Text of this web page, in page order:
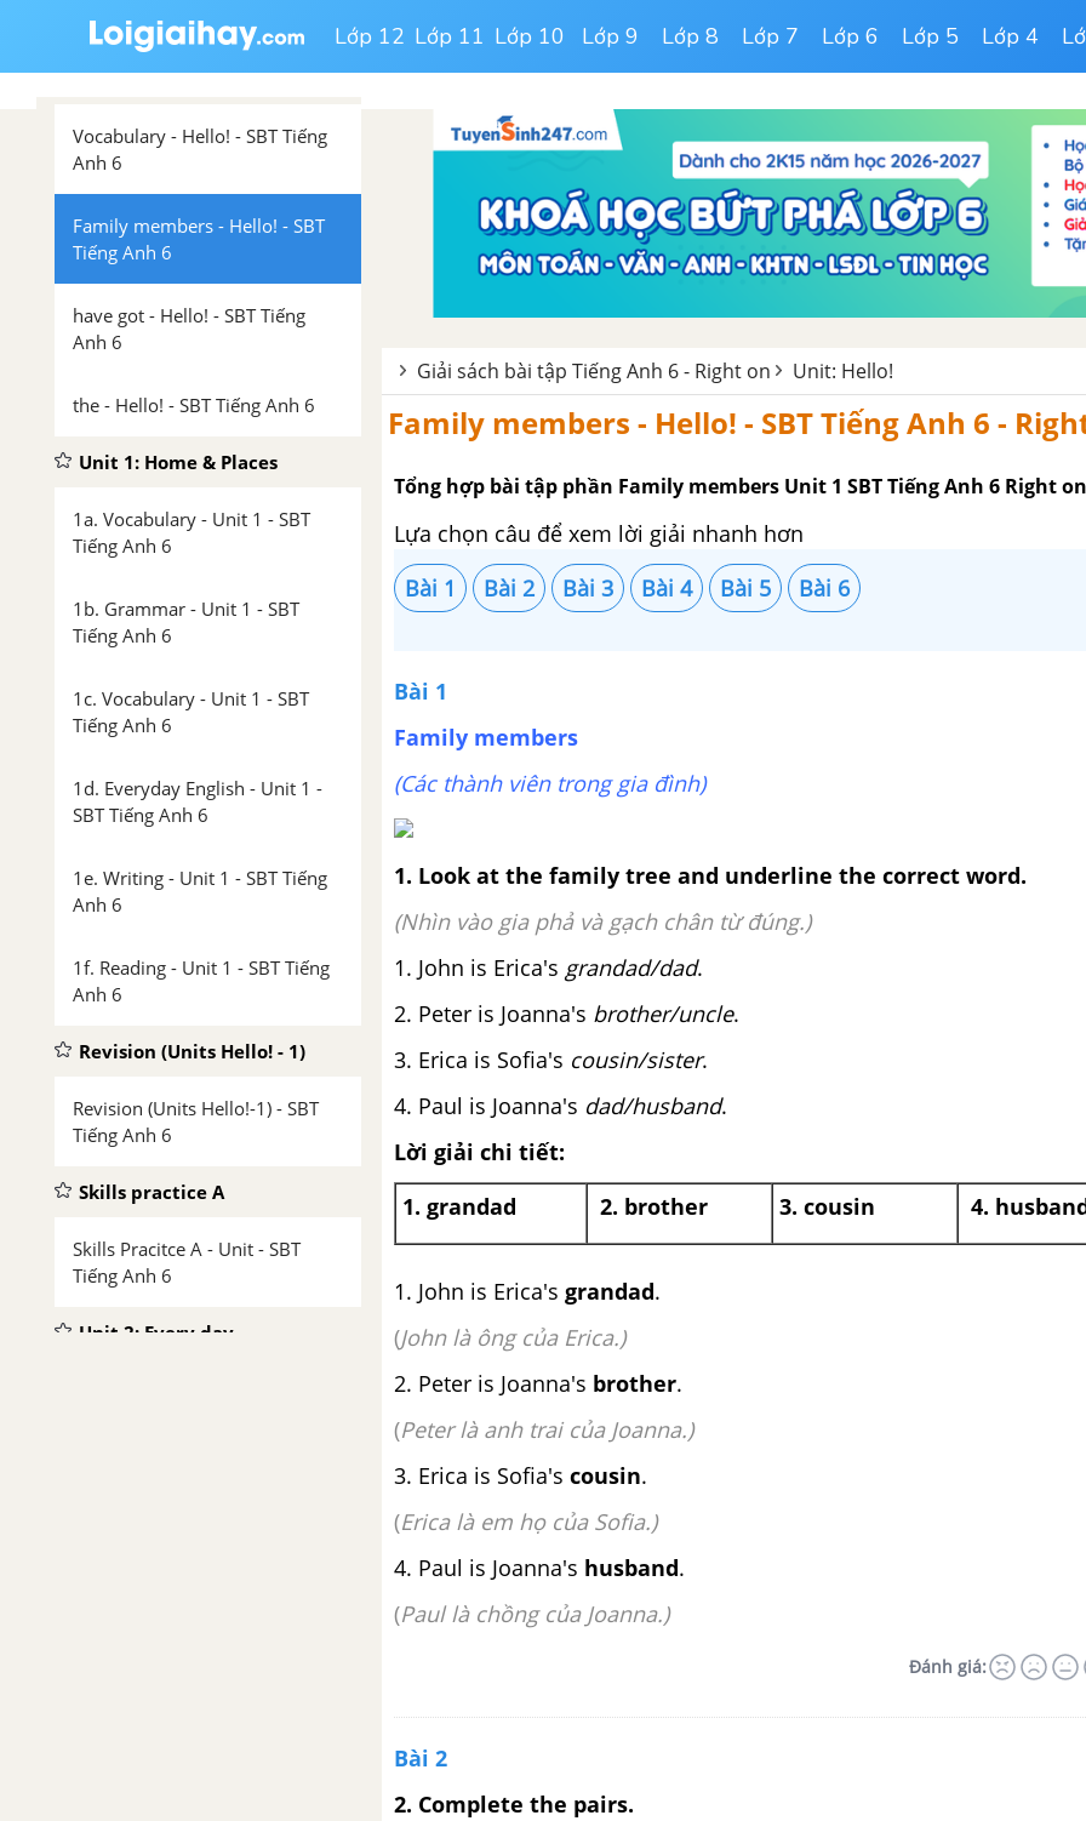
Lớp 12 Lớp 11 Lớp 10 Lớp 9 Lớp 8 Lớp 7 Lớp 6 Lớp 5 Lớp 4
Unit: Hello!
Vocabulary - Hello! - SBT Tiếng
Anh 6
Family members - Hello! - SBT
Tiếng Anh 6
have got - Hello! - SBT Tiếng
Anh 6
the - Hello! - SBT Tiếng Anh 6
Unit 1: Home & Places
1a. Vocabulary - Unit 1 - SBT
Tiếng Anh 6
1b. Grammar - Unit 1 - SBT
Tiếng Anh 6
1c. Vocabulary - Unit 1 - SBT
Tiếng Anh 6
1d. Everyday English - Unit 1 -
SBT Tiếng Anh 6
1e. Writing - Unit 1 - SBT Tiếng
Anh 6
1f. Reading - Unit 1 - SBT Tiếng
Anh 6
Revision (Units Hello! - 1)
Revision (Units Hello!-1) - SBT
Tiếng Anh 6
Skills practice A
Skills Pracitce A - Unit - SBT
Tiếng Anh 6
Unit 2: Every day
Giải sách bài tập Tiếng Anh 6 - Right on Unit: Hello!
Family members - Hello! - SBT Tiếng Anh 6 -
Tổng hợp bài tập phần Family members Unit 1 SBT Tiếng Anh 6 Right
Lựa chọn câu để xem lời giải nhanh hơn
Bài 1
Bài 2 Bài 3 Bài 4 Bài 5 Bài 6
Bài 1
Family members
(Các thành viên trong gia đình)
1. Look at the family tree and underline the correct word.
(Nhìn vào gia phả và gạch chân từ đúng.)
1. John is Erica's grandad/dad.
2. Peter is Joanna's brother/uncle.
3. Erica is Sofia's cousin/sister.
4. Paul is Joanna's dad/husband.
Lời giải chi tiết:
1. grandad
2. brother 3. cousin 4.
1. John is Erica's grandad.
(John là ông của Erica.)
2. Peter is Joanna's brother.
(Peter là anh trai của Joanna.)
3. Erica is Sofia's cousin.
(Erica là em họ của Sofia.)
4. Paul is Joanna's husband.
(Paul là chồng của Joanna.)
Đánh giá:
Bài 2
2. Complete the pairs.